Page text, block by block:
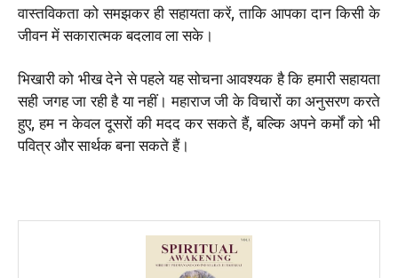
वास्तविकता को समझकर ही सहायता करें, ताकि आपका दान किसी के
जीवन में सकारात्मक बदलाव ला सके।
भिखारी को भीख देने से पहले यह सोचना आवश्यक है कि हमारी सहायता
सही जगह जा रही है या नहीं। महाराज जी के विचारों का अनुसरण करते
हुए, हम न केवल दूसरों की मदद कर सकते हैं, बल्कि अपने कर्मों को भी
पवित्र और सार्थक बना सकते हैं।